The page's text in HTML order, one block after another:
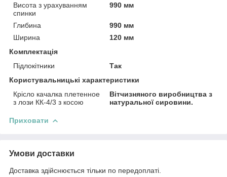
Висота з урахуванням
спинки
990 мм
Глибина
990 мм
Ширина
120 мм
Комплектація
Підлокітники
Так
Користувальницькі характеристики
Крісло качалка плетенное
з лози КК-4/3 з косою
Вітчизняного виробництва з
натуральної сировини.
Приховати
Умови доставки
Доставка здійснюється тільки по передоплаті.